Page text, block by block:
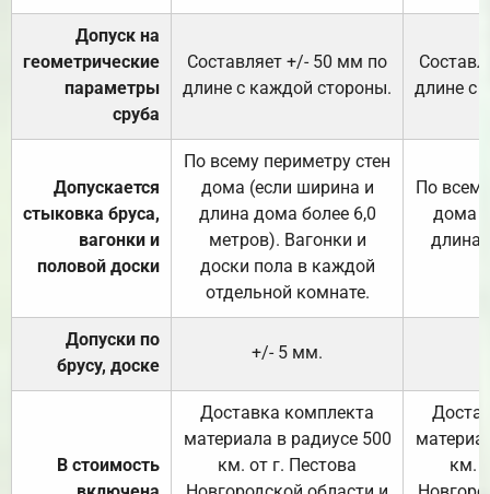
Допуск на
геометрические
параметры
сруба
Составляет +/- 50 мм по
длине с каждой стороны.
длине с
Допускается
стыковка бруса,
вагонки и
половой доски
По всему периметру стен
дома (если ширина и
длина дома более 6,0
метров). Вагонки и
доски пола в каждой
отдельной комнате.
По
дома
длина
Допуски по
брусу, доске
+/- 5 мм.
В стоимость
Доставка комплекта
материала в радиусе 500
км. от г. Пестова
км.